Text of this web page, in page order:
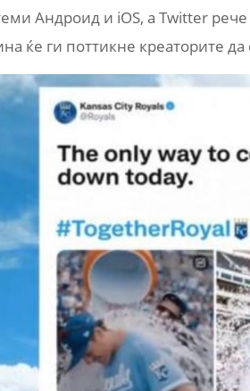
Андроид и iOS, а Twitter
ќе ги поттикне креаторите да